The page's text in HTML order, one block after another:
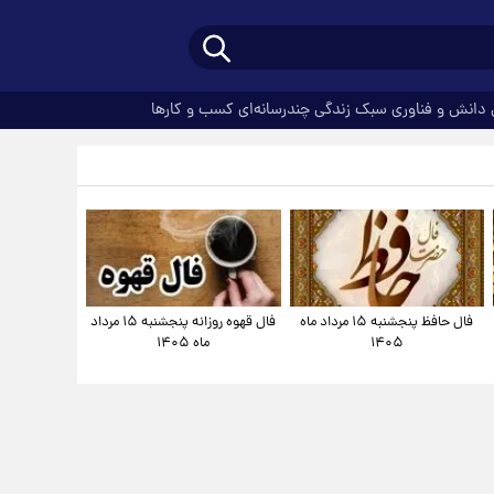
دانش و فناوری سبک زندگیچندرسانه‌ای کسب و کارها
فال حافظ پنجشنبه ۱۵ مرداد ماه
۱۴۰۵
فال قهوه روزانه پنجشنبه ۱۵ مرداد
ماه ۱۴۰۵